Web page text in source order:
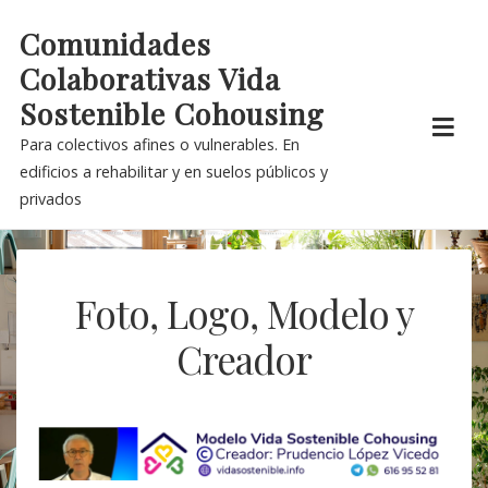
content
Comunidades
Colaborativas Vida
Sostenible Cohousing
Para colectivos afines o vulnerables. En
edificios a rehabilitar y en suelos públicos y
privados
Foto, Logo, Modelo y
Creador